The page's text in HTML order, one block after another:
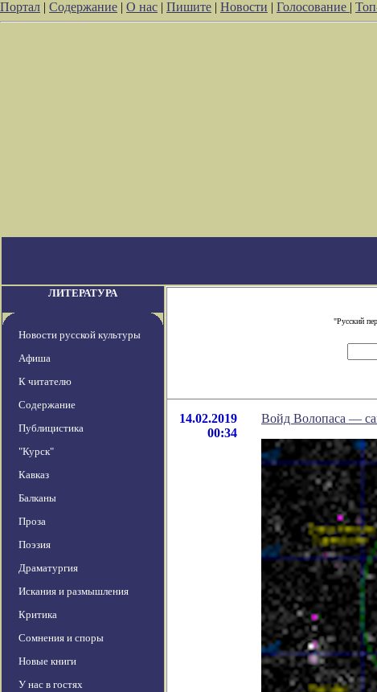
Портал | Содержание | О нас | Пишите | Новости | Голосование |
ЛИТЕРАТУРА
Новости русской культуры
Афиша
К читателю
Содержание
Публицистика
"Курск"
Кавказ
Балканы
Проза
Поэзия
Драматургия
Искания и размышления
Критика
Сомнения и споры
Новые книги
У нас в гостях
"Русский
14.02.2019
00:34
Войд Волопаса —